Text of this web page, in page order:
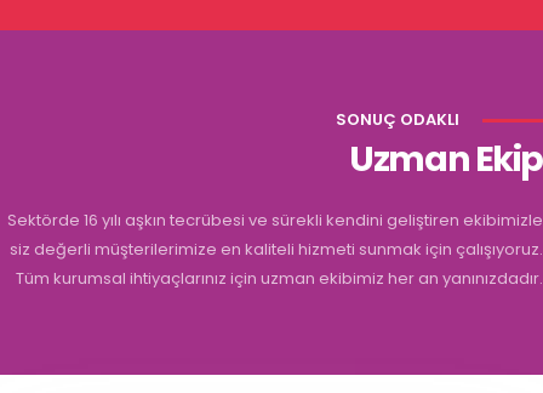
SONUÇ ODAKLI
Uzman Ekip
Sektörde 16 yılı aşkın tecrübesi ve sürekli kendini geliştiren ekibimizle
siz değerli müşterilerimize en kaliteli hizmeti sunmak için çalışıyoruz.
Tüm kurumsal ihtiyaçlarınız için uzman ekibimiz her an yanınızdadır.